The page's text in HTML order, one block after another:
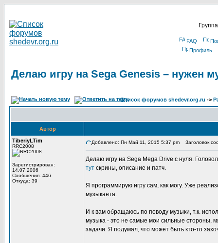
FAQ
Профиль
Делаю игру на Sega Genesis – нужен
Список форумов shedevr.org.ru ->
Автор
TiberiyLTim
RRC2008
Зарегистрирован:
14.07.2006
Сообщения: 446
Откуда: 39
Добавлено: Пн Май 11, 2015 5:37 pm Заголовок
Делаю игру на Sega Mega Drive с нуля.
тут скрины, описание и патч.
Я программирую игру сам, как могу. Уже
музыканта.
И к вам обращаюсь по поводу музыки, т.к.
музыка - это не самые мои сильные стороны,
задачи. Я подумал, что может быть кто-то